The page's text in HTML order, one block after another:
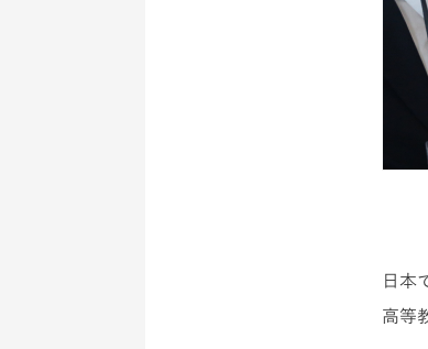
日本
高等